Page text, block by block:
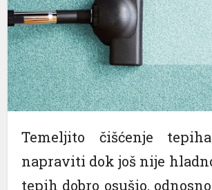
Temeljito čišćenje
napraviti dok još nije
tepih dobro osušio,